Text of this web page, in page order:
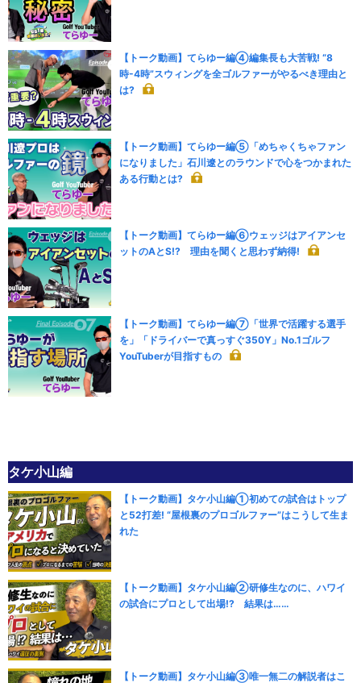
【トーク動画】てらゆー編④編集長も大苦戦! “8
時-4時”スウィングを全ゴルファーがやるべき理由と
は?
【トーク動画】てらゆー編⑤「めちゃくちゃファン
になりました」石川遼とのラウンドで心をつかまれた
ある行動とは?
【トーク動画】てらゆー編⑥ウェッジはアイアンセ
ットのAとS!? 理由を聞くと思わず納得!
【トーク動画】てらゆー編⑦「世界で活躍する選手
を」「ドライバーで真っすぐ350Y」No.1ゴルフ
YouTuberが目指すもの
タケ小山編
【トーク動画】タケ小山編①初めての試合はトップ
と52打差! “屋根裏のプロゴルファー”はこうして生ま
れた
【トーク動画】タケ小山編②研修生なのに、ハワイ
の試合にプロとして出場!? 結果は……
【トーク動画】タケ小山編③唯一無二の解説者はこ